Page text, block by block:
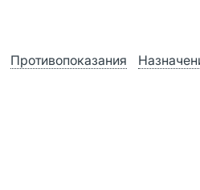
Противопоказания